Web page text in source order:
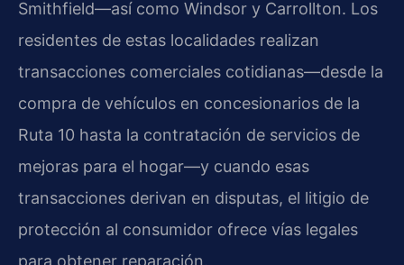
Smithfield—así como Windsor y Carrollton. Los
residentes de estas localidades realizan
transacciones comerciales cotidianas—desde la
compra de vehículos en concesionarios de la
Ruta 10 hasta la contratación de servicios de
mejoras para el hogar—y cuando esas
transacciones derivan en disputas, el litigio de
protección al consumidor ofrece vías legales
para obtener reparación.